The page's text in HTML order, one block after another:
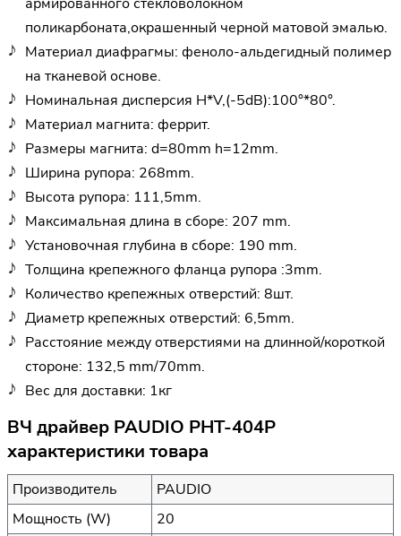
поликарбоната,окрашенный черной матовой эмалью.
Материал диафрагмы: феноло-альдегидный полимер
на тканевой основе.
Номинальная дисперсия H*V,(-5dB):100°*80°.
Материал магнита: феррит.
Размеры магнита: d=80mm h=12mm.
Ширина рупора: 268mm.
Высота рупора: 111,5mm.
Максимальная длина в сборе: 207 mm.
Установочная глубина в сборе: 190 mm.
Толщина крепежного фланца рупора :3mm.
Количество крепежных отверстий: 8шт.
Диаметр крепежных отверстий: 6,5mm.
Расстояние между отверстиями на длинной/короткой
стороне: 132,5 mm/70mm.
Вес для доставки: 1кг
ВЧ драйвер PAUDIO PHT-404P
характеристики товара
Производитель
PAUDIO
Мощность (W)
20